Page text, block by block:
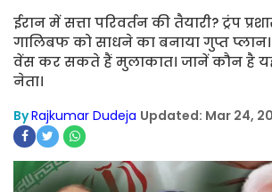
ईरान में सत्ता परिवर्तन की तैयारी? ट्रंप
गालिबफ को साधने का बनाया गुप्त प्लान।
वेंस कर सकते हैं मुलाकात। जानें कौन है यह
नेता।
ByRajkumar Dudeja Updated: Mar 24,